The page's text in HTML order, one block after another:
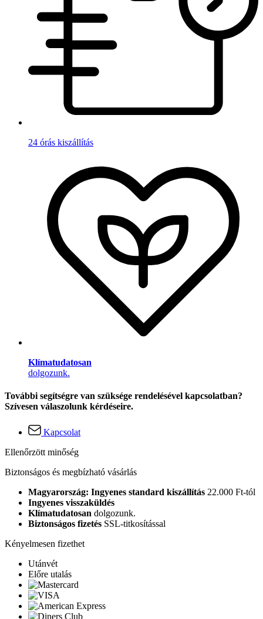
24 órás kiszállítás
Klímatudatosan
dolgozunk.
További segítségre van szüksége rendelésével kapcsolatban?
Szívesen válaszolunk kérdéseire.
Kapcsolat
Ellenőrzött minőség
Biztonságos és megbízható vásárlás
Magyarország: Ingyenes standard kiszállítás 22.000 Ft-tól
Ingyenes visszaküldés
Klímatudatosan dolgozunk.
Biztonságos fizetés SSL-titkosítással
Kényelmesen fizethet
Utánvét
Előre utalás